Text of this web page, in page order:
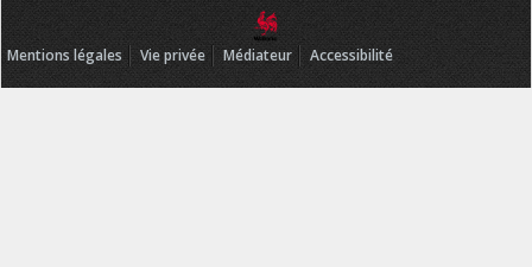
Mentions légales Vie privée Médiateur Accessibilité